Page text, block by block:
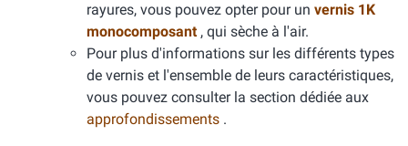
rayures, vous pouvez opter pour un vernis 1K
monocomposant , qui sèche à l'air.
Pour plus d'informations sur les différents types
de vernis et l'ensemble de leurs caractéristiques,
vous pouvez consulter la section dédiée aux
approfondissements .